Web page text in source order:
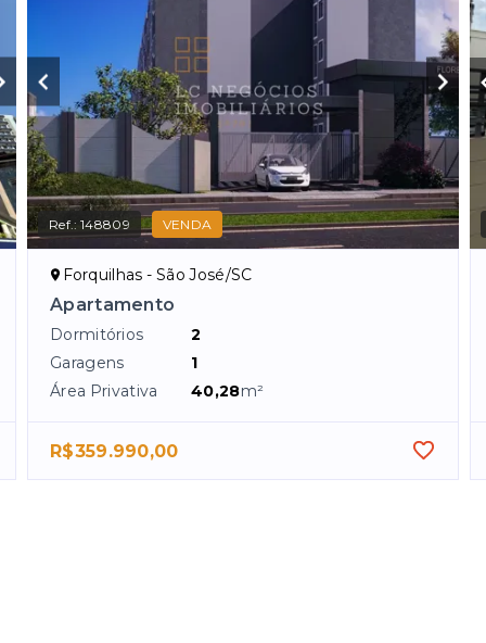
Ref.:148809 VENDA
Forquilhas - São José/SC
Apartamento
Dormitórios
2
Garagens
1
Área Privativa
40,28m²
R$359.990,00